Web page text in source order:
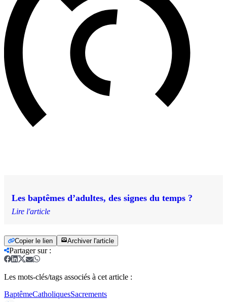
Les baptêmes d’adultes, des signes du temps ?
Lire l'article
Copier le lien Archiver l'article
Partager sur:
Les mots-clés/tags associés à cet article :
BaptêmeCatholiquesSacrements